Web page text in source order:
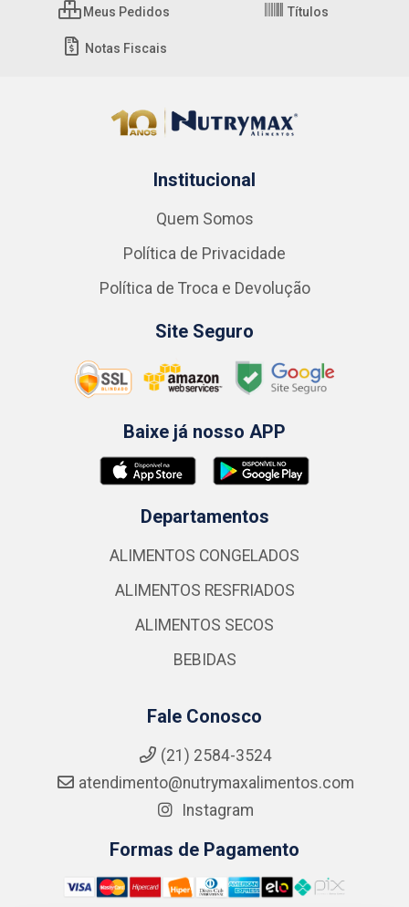
Meus Pedidos Títulos
Notas Fiscais
Institucional
Quem Somos
Política de Privacidade
Política de Troca e Devolução
Site Seguro
Baixe já nosso APP
Departamentos
ALIMENTOS CONGELADOS
ALIMENTOS RESFRIADOS
ALIMENTOS SECOS
BEBIDAS
Fale Conosco
(21) 2584-3524
atendimento@nutrymaxalimentos.com
Instagram
Formas de Pagamento